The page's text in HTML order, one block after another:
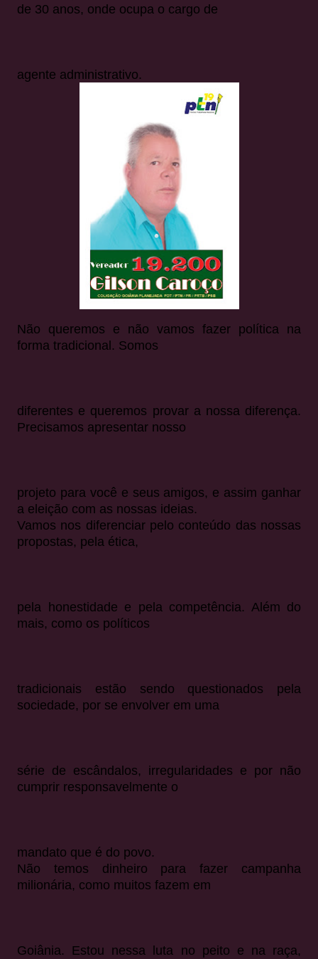
de 30 anos, onde ocupa o cargo de
agente administrativo.
Não queremos e não vamos fazer política na
forma tradicional. Somos
diferentes e queremos provar a nossa diferença.
Precisamos apresentar nosso
projeto para você e seus amigos, e assim ganhar
a eleição com as nossas ideias.
Vamos nos diferenciar pelo conteúdo das nossas
propostas, pela ética,
pela honestidade e pela competência. Além do
mais, como os políticos
tradicionais estão sendo questionados pela
sociedade, por se envolver em uma
série de escândalos, irregularidades e por não
cumprir responsavelmente o
mandato que é do povo.
Não temos dinheiro para fazer campanha
milionária, como muitos fazem em
Goiânia. Estou nessa luta no peito e na raça,